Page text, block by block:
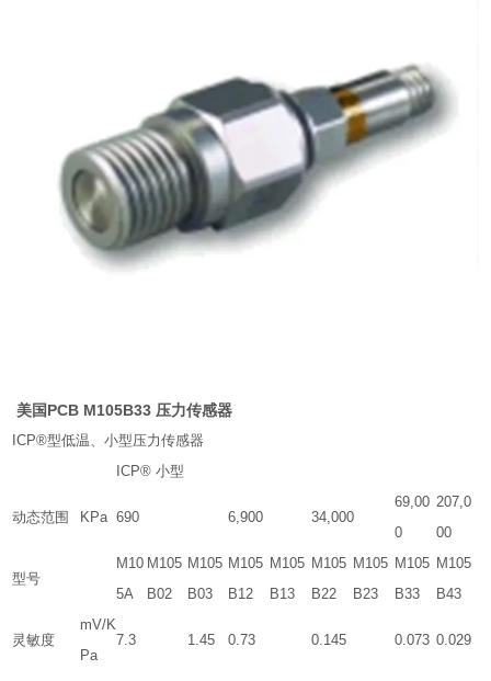
美国PCB M105B33 压力传感器
ICP®型低温、小型压力传感器
ICP® 小型
动态范围 KPa 690 6,900 34,000
69,00
0
207,0
00
型号
M10
5A
M105
B02
M105
B03
M105
B12
M105
B13
M105
B22
M105
B23
M105
B33
M105
B43
灵敏度
mV/K
Pa
7.3 1.45 0.73 0.145 0.073 0.029